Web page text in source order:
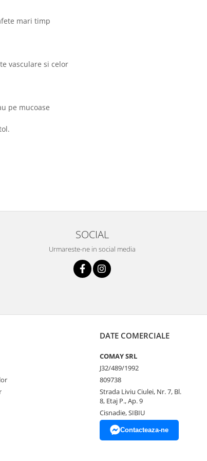
mari timp
vasculare si celor
pe mucoase
SOCIAL
Urmareste-ne in social media
DATE COMERCIALE
COMAY SRL
J32/489/1992
809738
Strada Liviu Ciulei, Nr. 7, Bl.
8, Etaj P., Ap. 9
Cisnadie, SIBIU
Contacteaza-ne